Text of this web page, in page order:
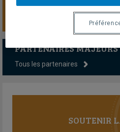
SOUTENIR LA CHAIRE
PARTENAIRES MAJEURS
Tous les partenaires
SOUTENIR